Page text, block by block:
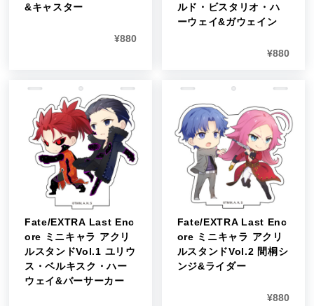
&キャスター
¥880
ルド・ビスタリオ・ハ
ーウェイ&ガウェイン
¥880
Fate/EXTRA Last Enc
ore ミニキャラ アクリ
ルスタンドVol.1 ユリウ
ス・ベルキスク・ハー
ウェイ&バーサーカー
Fate/EXTRA Last Enc
ore ミニキャラ アクリ
ルスタンドVol.2 間桐シ
ンジ&ライダー
¥880